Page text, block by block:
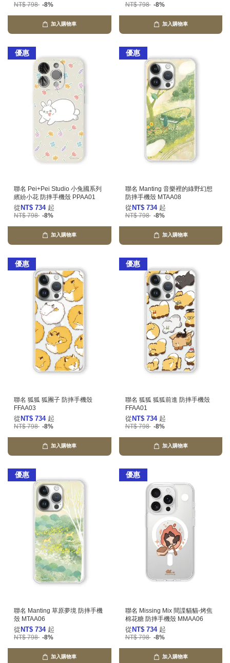
NT$ 798 -8%
加入購物車
NT$ 798 -8%
加入購物車
優惠
聯名 Pei+Pei Studio 小兔國系列
繽紛小花 防摔手機殼 PPAA01
從 NT$ 734 起
NT$ 798 -8%
加入購物車
優惠
聯名 Manting 音樂裡的綠野幻想
防摔手機殼 MTAA08
從 NT$ 734 起
NT$ 798 -8%
加入購物車
優惠
聯名 狐狐 狐團子 防摔手機殼
FFAA03
從 NT$ 734 起
NT$ 798 -8%
加入購物車
優惠
聯名 狐狐 狐狐前進 防摔手機殼
FFAA01
從 NT$ 734 起
NT$ 798 -8%
加入購物車
優惠
聯名 Manting 草原夢境 防摔手機
殼 MTAA06
從 NT$ 734 起
NT$ 798 -8%
加入購物車
優惠
聯名 Missing Mix 間諜貓貓-烤焦
棉花糖 防摔手機殼 MMAA06
從 NT$ 734 起
NT$ 798 -8%
加入購物車